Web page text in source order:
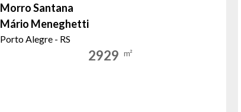
Morro Santana
Mário Meneghetti
Porto Alegre - RS
2929 m²